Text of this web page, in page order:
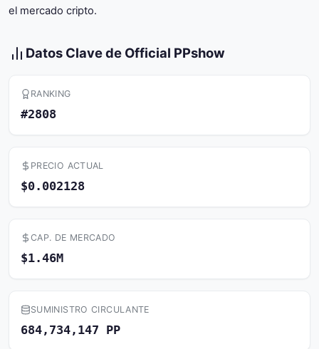
el mercado cripto.
Datos Clave de Official PPshow
RANKING
#2808
PRECIO ACTUAL
$0.002128
CAP. DE MERCADO
$1.46M
SUMINISTRO CIRCULANTE
684,734,147 PP